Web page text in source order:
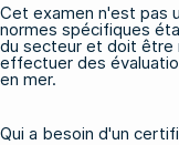
Cet examen n'est pas
normes spécifiques
du secteur et doit être
effectuer des
en mer.
Qui a besoin d'un